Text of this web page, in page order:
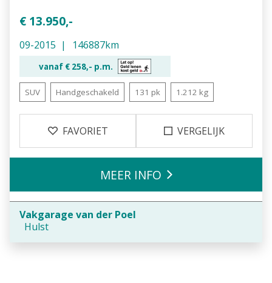
€ 13.950,-
09-2015 146887km
vanaf € 258,- p.m.
SUV Handgeschakeld 131 pk 1.212 kg
FAVORIET VERGELIJK
Vakgarage van der Poel
Hulst
MEER INFO